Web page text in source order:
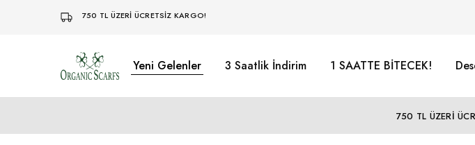
750 TL ÜZERİ ÜCRETSİZ KARGO!
Organikscarf Yeni Gelenler 3 Saatlik İndirim 1 SAATTE BİTECEK!
750 TL ÜZERİ